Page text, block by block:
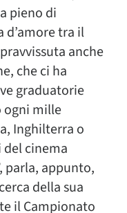
pieno di
d’amore tra il
anche
che ci ha
graduatorie
ogni mille
Inghilterra o
del cinema
parla, appunto,
della sua
il Campionato